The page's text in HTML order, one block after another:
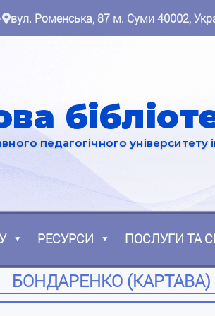
• вул. Роменська, 87 м. Суми 40002,
педагогічного університету
РЕСУРСИ ПОСЛУГИ ТА
БОНДАРЕНКО (КАРТАВА)